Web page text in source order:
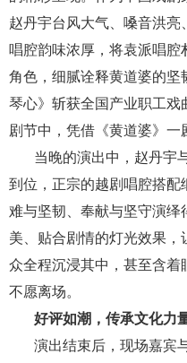
赵丹宇台风大气、嗓音洪亮
唱腔韵味浓厚，将袁派唱腔
角色，细腻诠释黄道婆的
琴心》斩获全国产业职工
剧节中，凭借《黄道婆》一
当晚的演出中，赵丹宇
到位，正宗的越剧唱腔搭
难与坚韧、奉献与坚守演
美、贴合剧情的灯光效果
众全程沉浸其中，甚至含着
不愿离场。
好评如潮，传承文化力
演出结束后，现场嘉宾